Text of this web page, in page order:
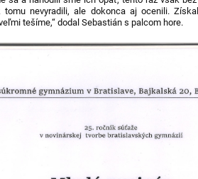
tomu nevyradili, ale dokonca aj ocenili.
tešíme,“ dodal Sebastián s palcom hore.